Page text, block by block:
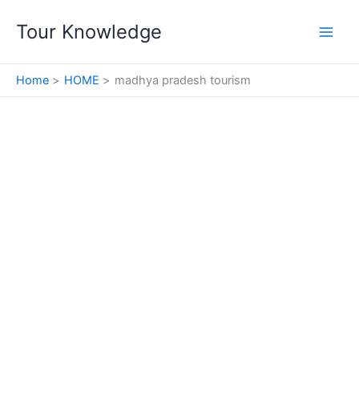
Tour Knowledge
Home HOME madhya pradesh tourism